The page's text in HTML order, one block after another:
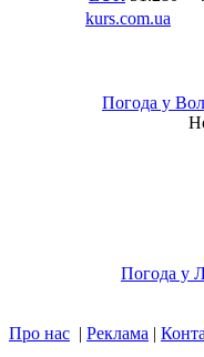
Погода у
Погода у
Про нас | Реклама |